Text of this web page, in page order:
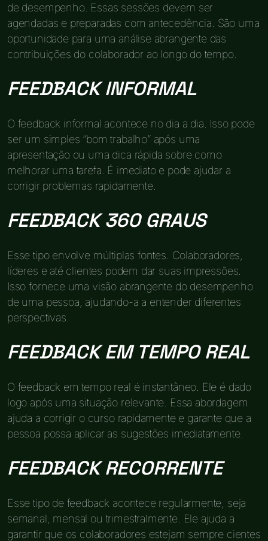
de desempenho. Essas sessões devem ser
agendadas e preparadas com antecedência. São uma
oportunidade para uma análise abrangente das
contribuições do colaborador ao longo do tempo.
FEEDBACK INFORMAL
O feedback informal acontece no dia a dia. Isso pode
ser um simples “bom trabalho” após uma
apresentação ou uma dica rápida sobre como
melhorar uma tarefa. É imediato e pode ajudar a
corrigir problemas rapidamente.
FEEDBACK 360 GRAUS
Esse tipo envolve múltiplas fontes. Colaboradores,
líderes e até clientes podem dar suas impressões.
Isso fornece uma visão abrangente do desempenho
de uma pessoa, ajudando-a a entender diferentes
perspectivas.
FEEDBACK EM TEMPO REAL
O feedback em tempo real é instantâneo. Ele é dado
logo após uma situação relevante. Essa abordagem
ajuda a corrigir o curso rapidamente e garante que a
pessoa possa aplicar as sugestões imediatamente.
FEEDBACK RECORRENTE
Esse tipo de feedback acontece regularmente, seja
semanal, mensal ou trimestralmente. Ele ajuda a
garantir que os colaboradores estejam sempre cientes